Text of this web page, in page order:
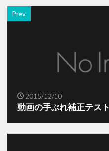
Prev
2015/12/10
動画の手ぶれ補正テスト